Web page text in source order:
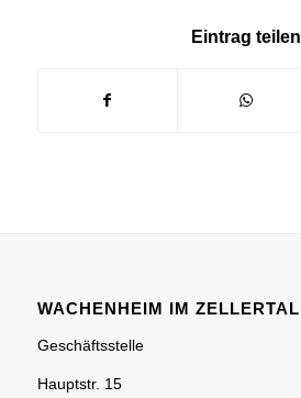
Eintrag teilen
WACHENHEIM IM ZELLERTAL
Geschäftsstelle
Hauptstr. 15